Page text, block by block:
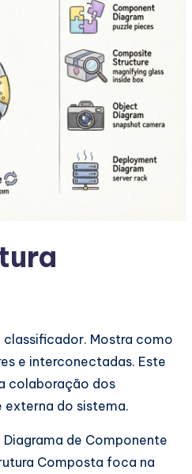
classificador. Mostra como
e interconectadas. Este
colaboração dos
do sistema.
de Componente
Composta foca na